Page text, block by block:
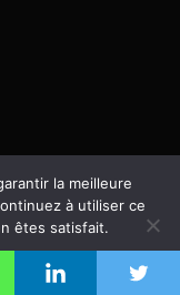
digestifs
la meilleure
à utiliser ce
êtes satisfait.